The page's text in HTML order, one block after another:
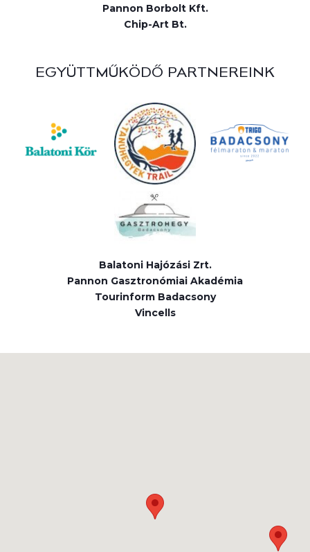
Pannon Borbolt Kft.
Chip-Art Bt.
EGYÜTTMŰKÖDŐ PARTNEREINK
Balatoni Hajózási Zrt.
Pannon Gasztronómiai Akadémia
Tourinform Badacsony
Vincells